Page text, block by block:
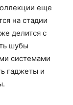
еще
на стадии
делится с
шубы
системами
гаджеты и